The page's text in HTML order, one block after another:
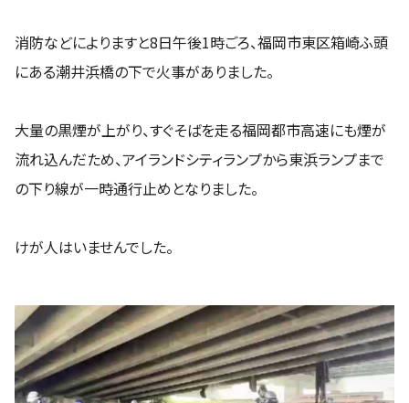
消防などによりますと8日午後1時ごろ、福岡市東区箱崎ふ頭
にある潮井浜橋の下で火事がありました。
大量の黒煙が上がり、すぐそばを走る福岡都市高速にも煙が
流れ込んだため、アイランドシティランプから東浜ランプまで
の下り線が一時通行止めとなりました。
けが人はいませんでした。